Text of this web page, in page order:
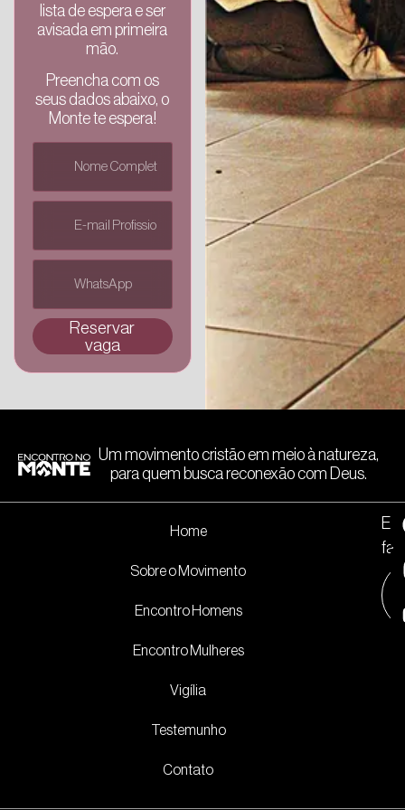
lista de espera e ser
avisada em primeira
mão.
Preencha com os
seus dados abaixo, o
Monte te espera!
Reservar
vaga
Um movimento cristão em meio à natureza,
para quem busca reconexão com Deus.
Home
Sobre o Movimento
Encontro Homens
Encontro Mulheres
Vigília
Testemunho
Contato